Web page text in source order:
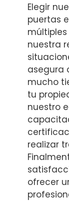
Elegir
puertas
múltiples
nuestra
asegura
mucho
tu
nuestro
realizar
ofrecer